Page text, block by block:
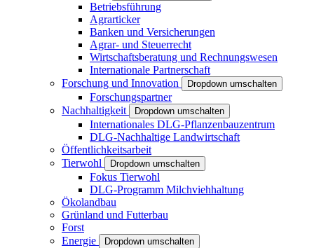
Betriebsführung
Agrarticker
Banken und Versicherungen
Agrar- und Steuerrecht
Wirtschaftsberatung und Rechnungswesen
Internationale Partnerschaft
Forschung und Innovation
Dropdown umschalten
Forschungspartner
Nachhaltigkeit
Dropdown umschalten
Internationales DLG-Pflanzenbauzentrum
DLG-Nachhaltige Landwirtschaft
Öffentlichkeitsarbeit
Tierwohl
Dropdown umschalten
Fokus Tierwohl
DLG-Programm Milchviehhaltung
Ökolandbau
Grünland und Futterbau
Forst
Energie
Dropdown umschalten